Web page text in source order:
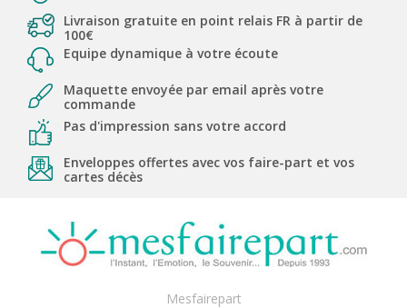
Livraison gratuite en point relais FR à partir de
100€
Equipe dynamique à votre écoute
Maquette envoyée par email après votre
commande
Pas d'impression sans votre accord
Enveloppes offertes avec vos faire-part et vos
cartes décès
Mesfairepart